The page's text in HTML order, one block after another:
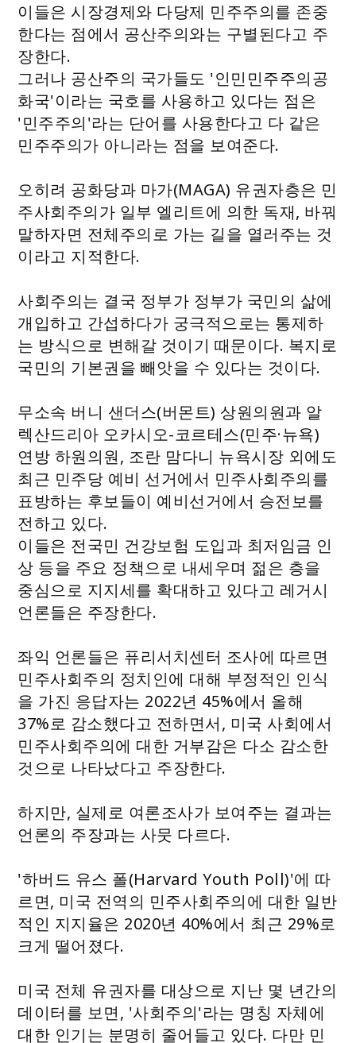
이들은 시장경제와 다당제 민주주의를 존중
한다는 점에서 공산주의와는 구별된다고 주
장한다.
그러나 공산주의 국가들도 '인민민주주의공
화국'이라는 국호를 사용하고 있다는 점은
'민주주의'라는 단어를 사용한다고 다 같은
민주주의가 아니라는 점을 보여준다.
오히려 공화당과 마가(MAGA) 유권자층은 민
주사회주의가 일부 엘리트에 의한 독재, 바꿔
말하자면 전체주의로 가는 길을 열러주는 것
이라고 지적한다.
사회주의는 결국 정부가 정부가 국민의 삶에
개입하고 간섭하다가 궁극적으로는 통제하
는 방식으로 변해갈 것이기 때문이다. 복지로
국민의 기본권을 빼앗을 수 있다는 것이다.
무소속 버니 샌더스(버몬트) 상원의원과 알
렉산드리아 오카시오-코르테스(민주·뉴욕)
연방 하원의원, 조란 맘다니 뉴욕시장 외에도
최근 민주당 예비 선거에서 민주사회주의를
표방하는 후보들이 예비선거에서 승전보를
전하고 있다.
이들은 전국민 건강보험 도입과 최저임금 인
상 등을 주요 정책으로 내세우며 젊은 층을
중심으로 지지세를 확대하고 있다고 레거시
언론들은 주장한다.
좌익 언론들은 퓨리서치센터 조사에 따르면
민주사회주의 정치인에 대해 부정적인 인식
을 가진 응답자는 2022년 45%에서 올해
37%로 감소했다고 전하면서, 미국 사회에서
민주사회주의에 대한 거부감은 다소 감소한
것으로 나타났다고 주장한다.
하지만, 실제로 여론조사가 보여주는 결과는
언론의 주장과는 사뭇 다르다.
'하버드 유스 폴(Harvard Youth Poll)'에 따
르면, 미국 전역의 민주사회주의에 대한 일반
적인 지지율은 2020년 40%에서 최근 29%로
크게 떨어졌다.
미국 전체 유권자를 대상으로 지난 몇 년간의
데이터를 보면, '사회주의'라는 명칭 자체에
대한 인기는 분명히 줄어들고 있다. 다만 민